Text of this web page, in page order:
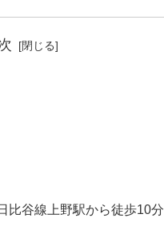
比谷線上野駅から徒歩10分